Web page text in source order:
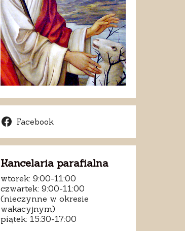
Facebook
Kancelaria parafialna
wtorek: 9:00-11:00
czwartek: 9:00-11:00
(nieczynne w okresie
wakacyjnym)
piątek: 15:30-17:00